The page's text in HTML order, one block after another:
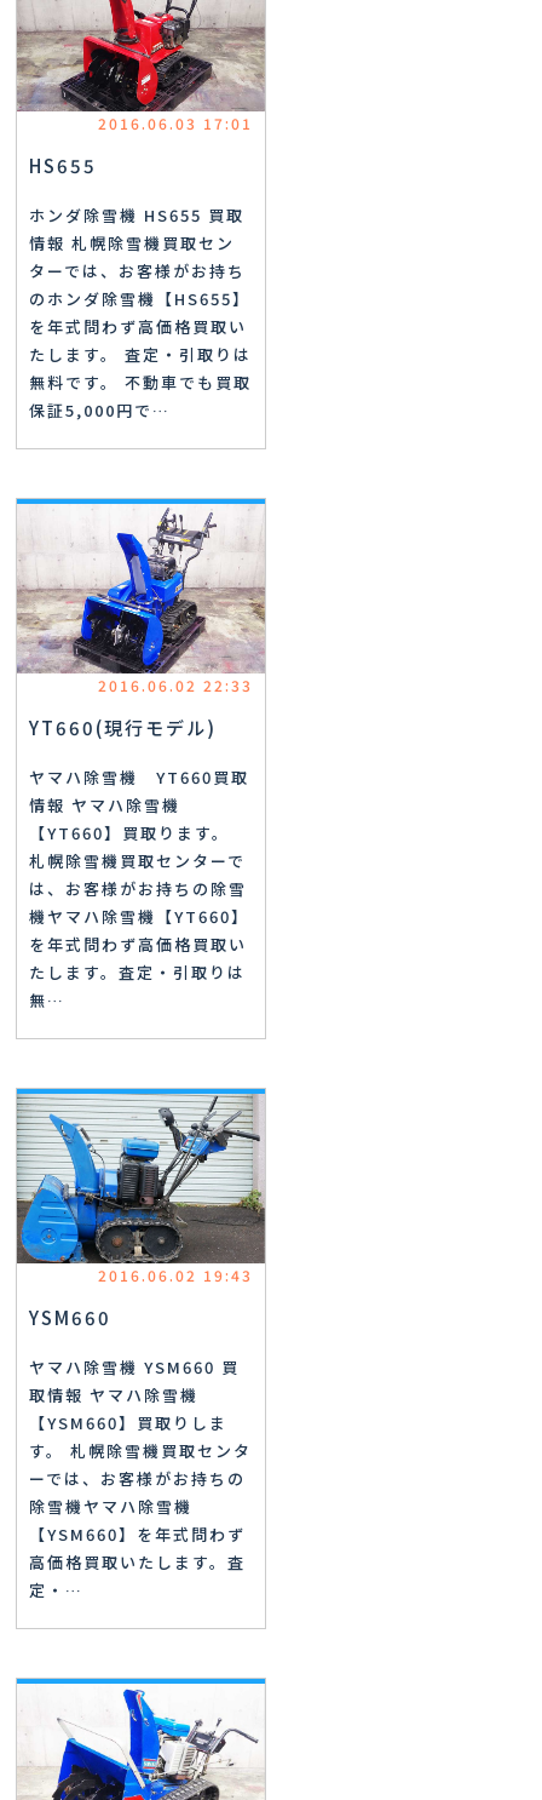
2016.06.03 17:01
HS655
ホンダ除雪機 HS655 買取
情報 札幌除雪機買取セン
ターでは、お客様がお持ち
のホンダ除雪機【HS655】
を年式問わず高価格買取い
たします。 査定・引取りは
無料です。 不動車でも買取
保証5,000円で…
2016.06.02 22:33
YT660(現行モデル)
ヤマハ除雪機 YT660買取
情報 ヤマハ除雪機
【YT660】買取ります。
札幌除雪機買取センターで
は、お客様がお持ちの除雪
機ヤマハ除雪機【YT660】
を年式問わず高価格買取い
たします。査定・引取りは
無…
2016.06.02 19:43
YSM660
ヤマハ除雪機 YSM660 買
取情報 ヤマハ除雪機
【YSM660】買取りしま
す。 札幌除雪機買取センタ
ーでは、お客様がお持ちの
除雪機ヤマハ除雪機
【YSM660】を年式問わず
高価格買取いたします。査
定・…